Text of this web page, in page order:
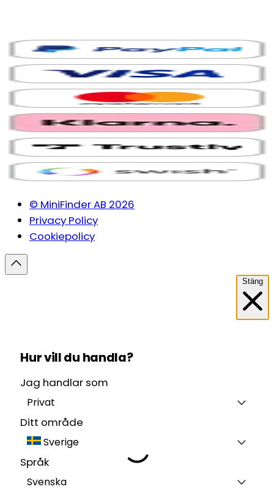
© MiniFinder AB 2026
Privacy Policy
Cookiepolicy
Stäng
Hur vill du handla?
Jag handlar som
Privat
Ditt område
Sverige
Språk
Svenska